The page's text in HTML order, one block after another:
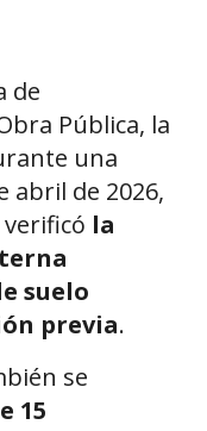
de
Pública, la
una
abril de 2026,
la
suelo
previa.
se
15